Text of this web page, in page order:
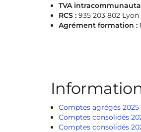
TVA
RCS : 935 203 802 Lyon
Agrément formation :
Comptes agrégés 2025
Comptes consolidés
Comptes consolidés